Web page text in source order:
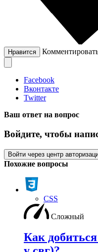
Нравится
Facebook
Вконтакте
Twitter
Ваш ответ на вопрос
Войдите, чтобы
Войти через центр
Похожие вопросы
CSS
Сложный
Как